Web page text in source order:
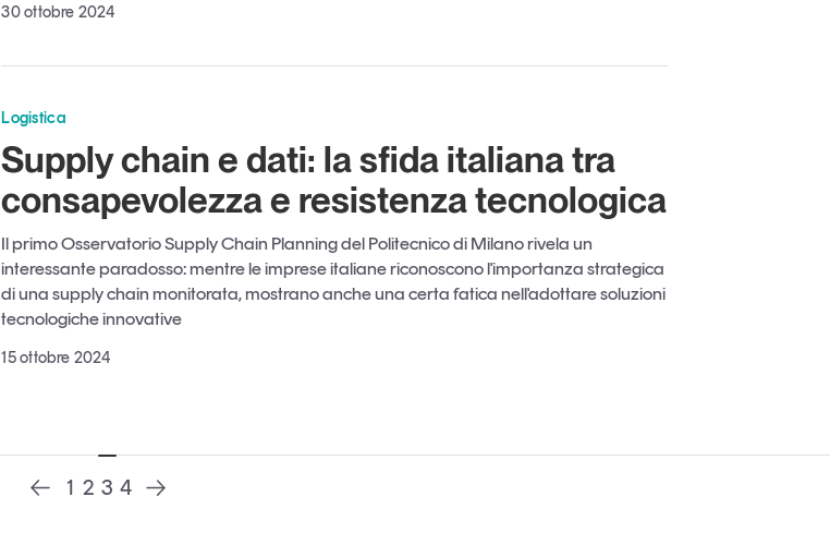
30 ottobre 2024
Logistica
Supply chain e dati: la sfida italiana tra
consapevolezza e resistenza tecnologica
Il primo Osservatorio Supply Chain Planning del Politecnico di Milano rivela un
interessante paradosso: mentre le imprese italiane riconoscono l'importanza strategica
di una supply chain monitorata, mostrano anche una certa fatica nell'adottare soluzioni
tecnologiche innovative
15 ottobre 2024
1 2 3 4